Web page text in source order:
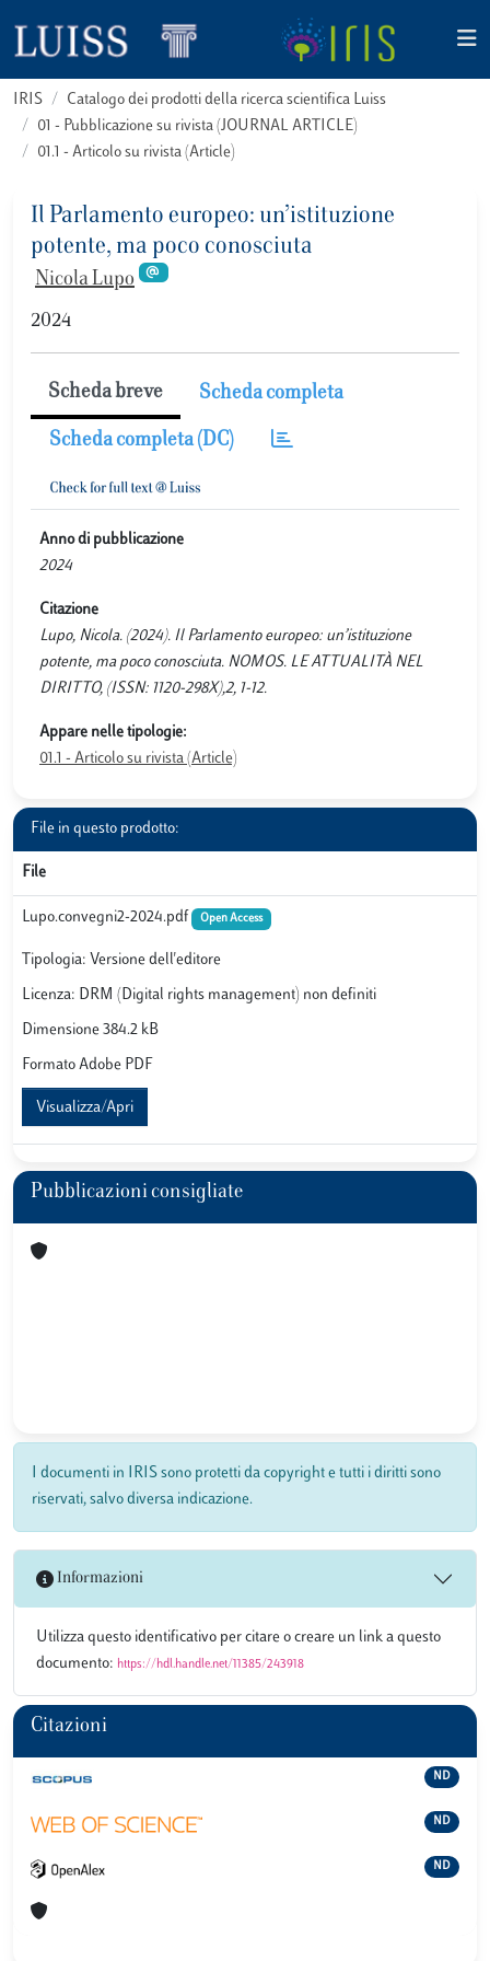
IRIS
Catalogo dei prodotti della ricerca scientifica Luiss
01 - Pubblicazione su rivista (JOURNAL ARTICLE)
01.1 - Articolo su rivista (Article)
Il Parlamento europeo: un’istituzione
potente, ma poco conosciuta
Nicola Lupo
2024
Scheda breve Scheda completa
Scheda completa (DC)
Anno di pubblicazione
2024
Citazione
Lupo, Nicola. (2024). Il Parlamento europeo: un’istituzione
potente, ma poco conosciuta. NOMOS. LE ATTUALITÀ NEL
DIRITTO, (ISSN: 1120-298X),2, 1-12.
Appare nelle tipologie:
01.1 - Articolo su rivista (Article)
File in questo prodotto:
File
Lupo.convegni2-2024.pdf Open Access
Tipologia: Versione dell'editore
Licenza: DRM (Digital rights management) non definiti
Dimensione 384.2 kB
Formato Adobe PDF
Visualizza/Apri
Pubblicazioni consigliate
I documenti in IRIS sono protetti da copyright e tutti i diritti sono
riservati, salvo diversa indicazione.
Informazioni
Utilizza questo identificativo per citare o creare un link a questo
documento: https://hdl.handle.net/11385/243918
Citazioni
ND
ND
ND